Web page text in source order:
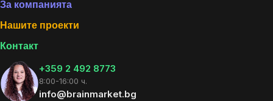
За компанията
Нашите проекти
Контакт
+359 2 492 8773
8:00-16:00 ч.
info@brainmarket.bg